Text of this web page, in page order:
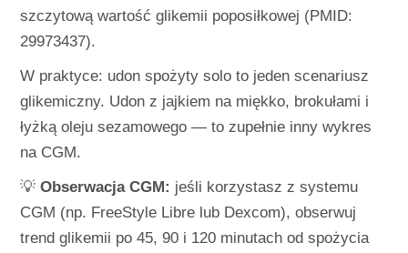
szczytową wartość glikemii poposiłkowej (PMID:
29973437).
W praktyce: udon spożyty solo to jeden scenariusz
glikemiczny. Udon z jajkiem na miękko, brokułami i
łyżką oleju sezamowego — to zupełnie inny wykres
na CGM.
💡Obserwacja CGM: jeśli korzystasz z systemu
CGM (np. FreeStyle Libre lub Dexcom), obserwuj
trend glikemii po 45, 90 i 120 minutach od spożycia